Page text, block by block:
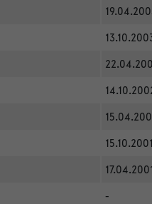
15.10.2001
17.04.2001
-